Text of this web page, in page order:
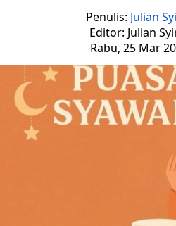
Penulis: Julian
Editor: Julian
Rabu, 25 Mar